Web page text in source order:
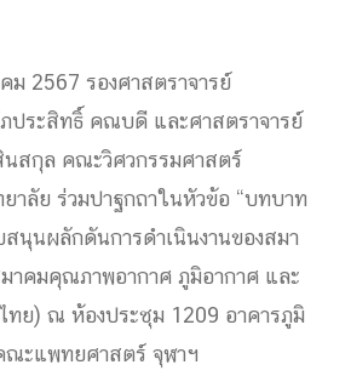
ม 2567 รองศาสตราจารย์
ประสิทธิ์ คณบดี และศาสตราจารย์
สกุล คณะวิศวกรรมศาสตร์
าลัย ร่วมปาฐกถาในหัวข้อ “บทบาท
นุนผลักดันการดำเนินงานของสมา
าคมคุณภาพอากาศ ภูมิอากาศ และ
ทย) ณ ห้องประชุม 1209 อาคารภูมิ
ะแพทยศาสตร์ จุฬาฯ